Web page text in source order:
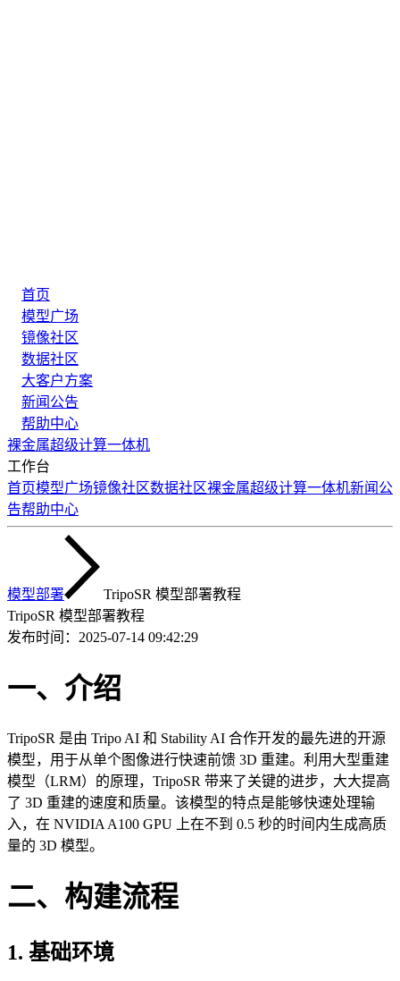
首页
模型广场
镜像社区
数据社区
大客户方案
新闻公告
帮助中心
裸金属超级计算一体机
工作台
首页模型广场镜像社区数据社区裸金属超级计算一体机新闻公
告帮助中心
模型部署
TripoSR 模型部署教程
TripoSR 模型部署教程
发布时间： 2025-07-14 09:42:29
一、介绍
TripoSR 是由 Tripo AI 和 Stability AI 合作开发的最先进的开源
模型，用于从单个图像进行快速前馈 3D 重建。利用大型重建
模型（LRM）的原理，TripoSR 带来了关键的进步，大大提高
了 3D 重建的速度和质量。该模型的特点是能够快速处理输
入，在 NVIDIA A100 GPU 上在不到 0.5 秒的时间内生成高质
量的 3D 模型。
二、构建流程
1. 基础环境